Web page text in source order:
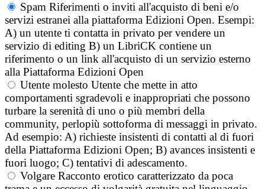
Spam Riferimenti o inviti all'acquisto di beni e/o
servizi estranei alla piattaforma Edizioni Open. Esempi:
A) un utente ti contatta in privato per vendere un
servizio di editing B) un LibriCK contiene un
riferimento o un link all'acquisto di un servizio esterno
alla Piattaforma Edizioni Open
Utente molesto Utente che mette in atto
comportamenti sgradevoli e inappropriati che possono
turbare la serenità di uno o più membri della
community, perlopiù sottoforma di messaggi in privato.
Ad esempio: A) richieste insistenti di contatti al di fuori
della Piattaforma Edizioni Open; B) avances insistenti e
fuori luogo; C) tentativi di adescamento.
Volgare Racconto erotico caratterizzato da poca